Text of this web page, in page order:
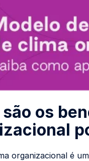
os
organizacional é